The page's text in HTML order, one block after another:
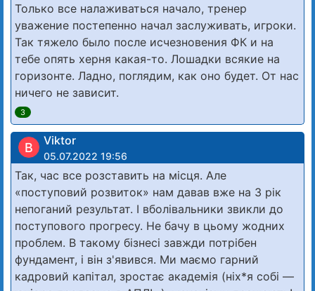
Только все налаживаться начало, тренер
уважение постепенно начал заслуживать, игроки.
Так тяжело было после исчезновения ФК и на
тебе опять херня какая-то. Лошадки всякие на
горизонте. Ладно, поглядим, как оно будет. От нас
ничего не зависит.
3
В Viktor
05.07.2022 19:56
Так, час все розставить на місця. Але
«поступовий розвиток» нам давав вже на 3 рік
непоганий результат. І вболівальники звикли до
поступового прогресу. Не бачу в цьому жодних
проблем. В такому бізнесі завжди потрібен
фундамент, і він з'явився. Ми маємо гарний
кадровий капітал, зростає академія (ніх*я собі —